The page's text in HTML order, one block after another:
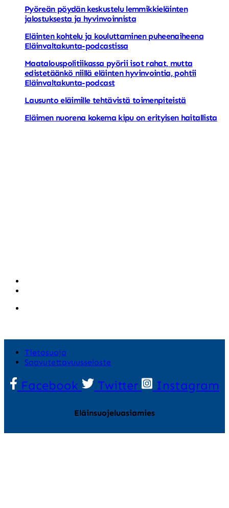
Pyöreän pöydän keskustelu lemmikkieläinten
jalostuksesta ja hyvinvoinnista
Eläinten kohtelu ja kouluttaminen puheenaiheena
Eläinvaltakunta-podcastissa
Maatalouspolitiikassa pyörii isot rahat, mutta
edistetäänkö niillä eläinten hyvinvointia, pohtii
Eläinvaltakunta-podcast
Lausunto eläimille tehtävistä toimenpiteistä
Eläimen nuorena kokema kipu on erityisen haitallista
Tietosuoja
Saavutettavuusseloste
Facebook Twitter Instagram
Eläinsuojeluasiamies